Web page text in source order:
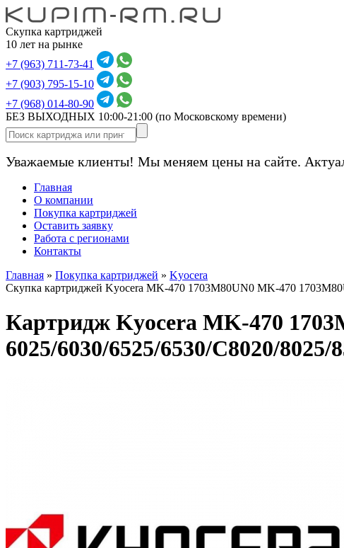
Скупка картриджей
10 лет на рынке
+7 (963) 711-73-41
+7 (903) 795-15-10
+7 (968) 014-80-90
БЕЗ ВЫХОДНЫХ 10:00-21:00 (по Московскому времени)
Уважаемые клиенты! Мы меняем цены на сайте.
Главная
О компании
Покупка картриджей
Оставить заявку
Работа с регионами
Контакты
Главная » Покупка картриджей » Kyocera
Скупка картриджей Kyocera MK-470 1703M80UN0 MK-470
Картридж Kyocera MK-470
6025/6030/6525/6530/C8020/